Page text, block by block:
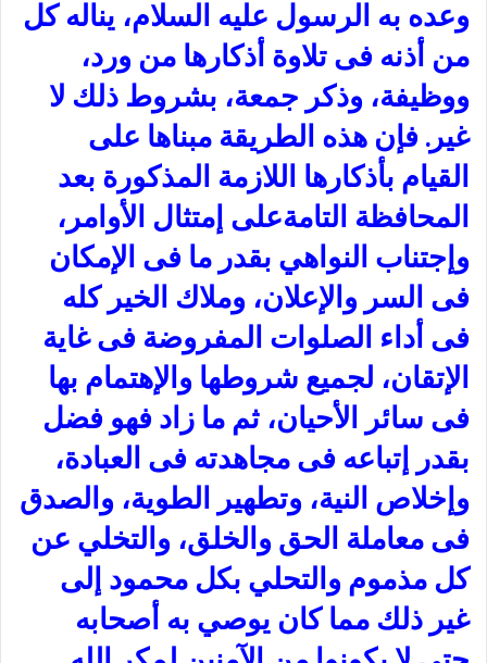
وعده به الرسول عليه السلام، يناله كل
من أذنه فى تلاوة أذكارها من ورد،
ووظيفة، وذكر جمعة، بشروط ذلك لا
غير. فإن هذه الطريقة مبناها على
القيام بأذكارها اللازمة المذكورة بعد
المحافظة التامةعلى إمتثال الأوامر،
وإجتناب النواهي بقدر ما فى الإمكان
فى السر والإعلان، وملاك الخير كله
فى أداء الصلوات المفروضة فى غاية
الإتقان، لجميع شروطها والإهتمام بها
فى سائر الأحيان، ثم ما زاد فهو فضل
بقدر إتباعه فى مجاهدته فى العبادة،
وإخلاص النية، وتطهير الطوية، والصدق
فى معاملة الحق والخلق، والتخلي عن
كل مذموم والتحلي بكل محمود إلى
غير ذلك مما كان يوصي به أصحابه